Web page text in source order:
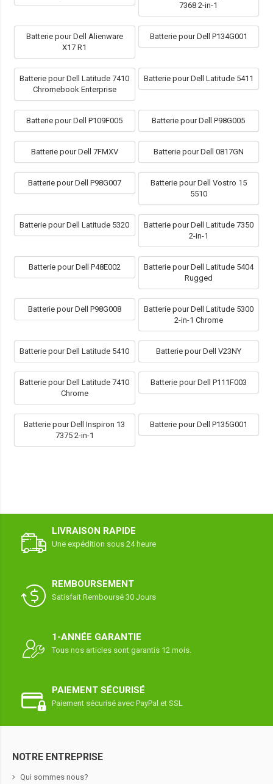
7368 2-in-1
Batterie pour Dell Alienware
X17 R1
Batterie pour Dell P134G001
Batterie pour Dell Latitude 7410
Chromebook Enterprise
Batterie pour Dell Latitude 5411
Batterie pour Dell P109F005 Batterie pour Dell P98G005
Batterie pour Dell 7FMXV Batterie pour Dell 0817GN
Batterie pour Dell P98G007
Batterie pour Dell Vostro 15
5510
Batterie pour Dell Latitude 5320
Batterie pour Dell Latitude 7350
2-in-1
Batterie pour Dell P48E002
Batterie pour Dell Latitude 5404
Rugged
Batterie pour Dell P98G008
Batterie pour Dell Latitude 5300
2-in-1 Chrome
Batterie pour Dell Latitude 5410 Batterie pour Dell V23NY
Batterie pour Dell Latitude 7410
Chrome
Batterie pour Dell P111F003
Batterie pour Dell Inspiron 13
7375 2-in-1
Batterie pour Dell P135G001
LIVRAISON RAPIDE
Une expédition sous 24 heure
REMBOURSEMENT
Satisfait Remboursé 30 Jours
1-ANNÉE GARANTIE
Tous nos articles sont garantis 12 mois.
PAIEMENT SÉCURISÉ
Paiement sécurisé avec PayPal et SSL
NOTRE ENTREPRISE
Qui sommes nous?